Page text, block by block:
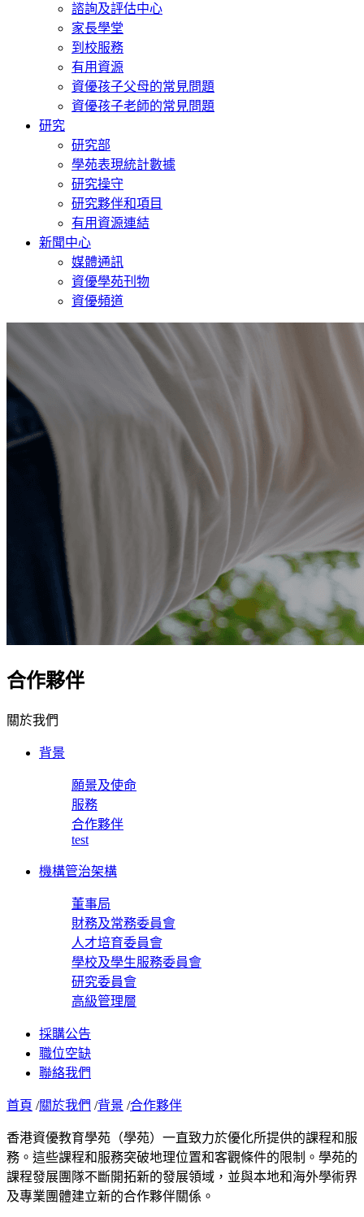
諮詢及評估中心
家長學堂
到校服務
有用資源
資優孩子父母的常見問題
資優孩子老師的常見問題
研究
研究部
學苑表現統計數據
研究操守
研究夥伴和項目
有用資源連結
新聞中心
媒體通訊
資優學苑刊物
資優頻道
合作夥伴
關於我們
背景
願景及使命
服務
合作夥伴
test
機構管治架構
董事局
財務及常務委員會
人才培育委員會
學校及學生服務委員會
研究委員會
高級管理層
採購公告
職位空缺
聯絡我們
首頁 /關於我們 /背景 /合作夥伴
香港資優教育學苑（學苑）一直致力於優化所提供的課程和服
務。這些課程和服務突破地理位置和客觀條件的限制。學苑的
課程發展團隊不斷開拓新的發展領域，並與本地和海外學術界
及專業團體建立新的合作夥伴關係。